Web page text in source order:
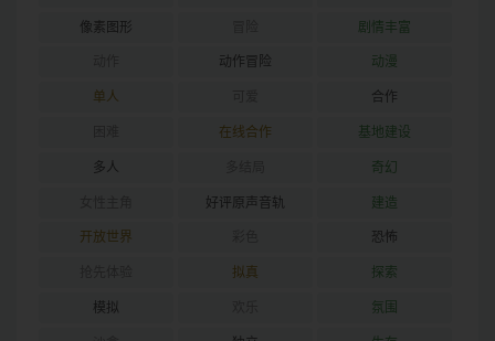
像素图形 剧情丰富
动作冒险 动漫
单人 合作
在线合作 基地建设
多人 奇幻
好评原声音轨 建造
开放世界 恐怖
拟真 探索
模拟 氛围